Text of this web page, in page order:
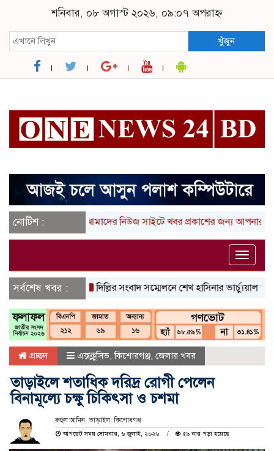
শনিবার, ০৮ অগাস্ট ২০২৬, ০৯:০৭ অপরাহ্ন
খুঁজুন
নোটিশ : আমাদের নিউজ সাইটে খবর প্রকাশের জন্য আপনার লিখা
Toggle
সর্বশেষ খবর :দিল্লির সংবাদ সম্মেলনে শেখ হাসিনার ভার্চ্যুয়াল বক্তব্যে
প্রচ্ছদ এক্সক্লুসিভ,কিশোরগঞ্জ, জেলার খবর
তাড়াইলে শতাধিক দরিদ্র রোগী পেলেন
বিনামূল্যে চক্ষু চিকিৎসা ও চশমা
রুহুল আমিন, তাড়াইল, কিশোরগঞ্জ
আপডেট সময় সোমবার, ৬ জুলাই, ২০২৬
৫৯ বার পড়া হয়েছে